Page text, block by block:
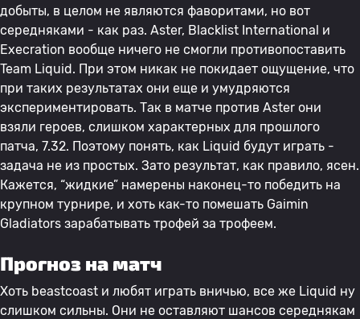
добыты, в целом не являются фаворитами, но вот
середняками - как раз. Aster, Blacklist International и
Execration вообще ничего не смогли противопоставить
Team Liquid. При этом никак не покидает ощущение, что
при таких результатах они еще и умудряются
экспериментировать. Так в матче против Aster они
взяли героев, слишком характерных для прошлого
патча, 7.32. Поэтому понять, как Liquid будут играть -
задача не из простых. Зато результат, как правило, ясен.
Кажется, “жидкие” намерены наконец-то победить на
крупном турнире, и хоть как-то помешать Gaimin
Gladiators зарабатывать трофей за трофеем.
Прогноз на матч
Хоть beastcoast и любят играть вничью, все же Liquid ну
слишком сильны. Они не оставляют шансов середнякам